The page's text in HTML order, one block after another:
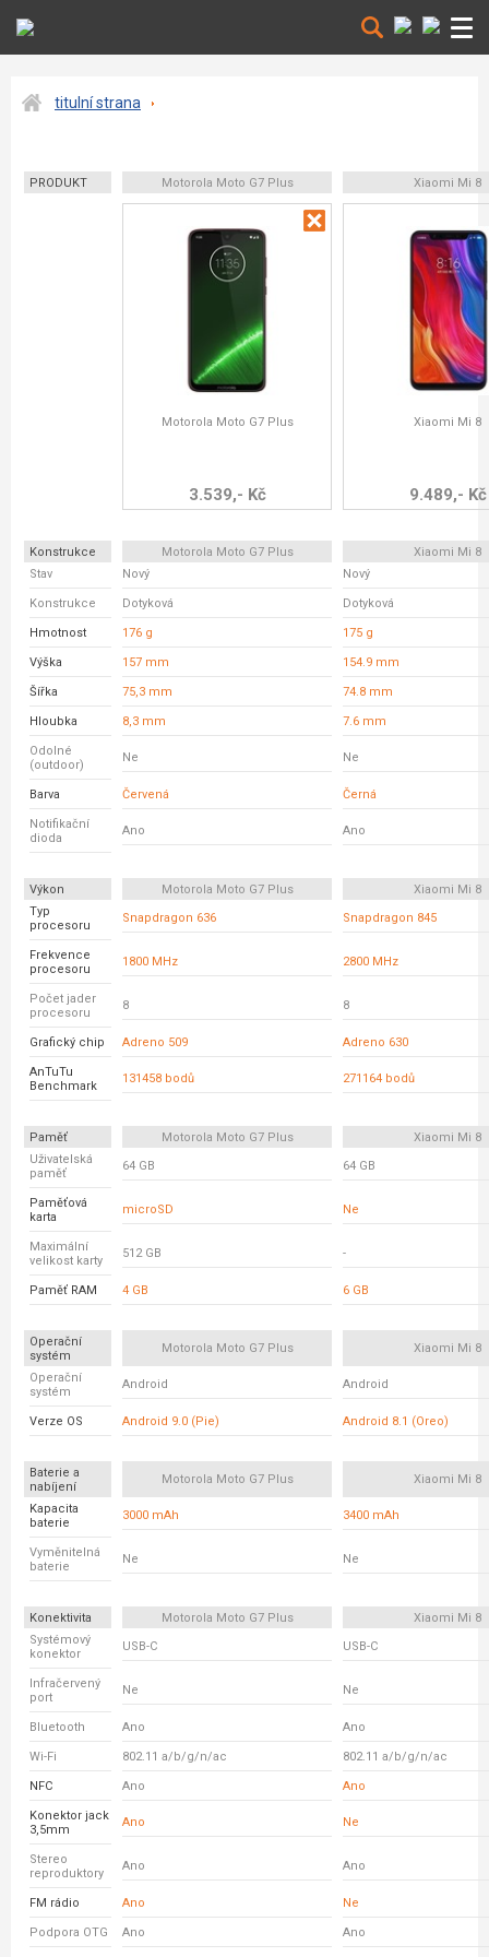
titulní strana
PRODUKT Motorola Moto G7 Plus Xiaomi Mi 8
Motorola Moto G7 Plus
3.539,- Kč
Xiaomi Mi 8
9.489,- Kč
Konstrukce Motorola Moto G7 Plus
Xiaomi Mi 8
Stav
Nový Nový
Konstrukce Dotyková Dotyková
Hmotnost 176 g 175 g
Výška 157 mm 154.9 mm
Šířka 75,3 mm 74.8 mm
Hloubka 8,3 mm 7.6 mm
Odolné
(outdoor)
Ne Ne
Barva Červená Černá
Notifikační
dioda
Ano Ano
Výkon Motorola Moto G7 Plus
Xiaomi Mi 8
Typ
procesoru
Snapdragon 636 Snapdragon 845
Frekvence
procesoru
1800 MHz 2800 MHz
Počet jader
procesoru
8 8
Grafický chip Adreno 509 Adreno 630
AnTuTu
Benchmark
131458 bodů 271164 bodů
Paměť Motorola Moto G7 Plus
Xiaomi Mi 8
Uživatelská
paměť
64 GB 64 GB
Paměťová
karta
microSD Ne
Maximální
velikost karty
512 GB -
Paměť RAM 4 GB 6 GB
Operační
systém
Motorola Moto G7 Plus Xiaomi Mi 8
Operační
systém
Android Android
Verze OS Android 9.0 (Pie) Android 8.1 (Oreo)
Baterie a
nabíjení
Motorola Moto G7 Plus Xiaomi Mi 8
Kapacita
baterie
3000 mAh 3400 mAh
Vyměnitelná
baterie
Ne Ne
Konektivita Motorola Moto G7 Plus
Xiaomi Mi 8
Systémový
konektor
USB-C USB-C
Infračervený
port
Ne Ne
Bluetooth Ano Ano
Wi-Fi 802.11 a/b/g/n/ac 802.11 a/b/g/n/ac
NFC Ano Ano
Konektor jack
3,5mm
Ano Ne
Stereo
reproduktory
Ano Ano
FM rádio Ano Ne
Podpora OTG Ano Ano